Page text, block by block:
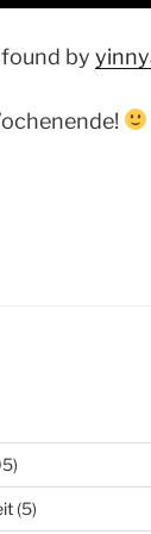
by
(5)